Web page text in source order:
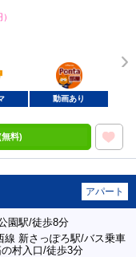
ポンタ
部屋
動画あり
料)
アパート
園駅/徒歩8分
線 新さっぽろ駅/バス乗車
村入口/徒歩3分